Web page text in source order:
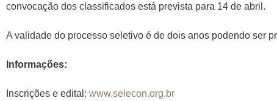
convocação dos classificados está prevista para 14 de abril.
A validade do processo seletivo é de dois anos podendo ser
Informações:
Inscrições e edital: www.selecon.org.br